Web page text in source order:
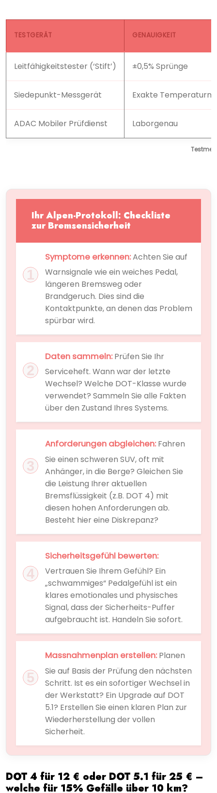
TESTGERÄT GENAUIGKEIT
Leitfähigkeitstester (‘Stift’) ±0,5% Sprünge
Siedepunkt-Messgerät Exakte
ADAC Mobiler Prüfdienst Laborgenau
Ihr Alpen-Protokoll: Checkliste
zur Bremsensicherheit
Symptome erkennen:Achten Sie auf
Warnsignale wie ein weiches Pedal,
längeren Bremsweg oder
Brandgeruch. Dies sind die
Kontaktpunkte, an denen das Problem
spürbar wird.
Daten sammeln:Prüfen Sie Ihr
Serviceheft. Wann war der letzte
Wechsel? Welche DOT-Klasse wurde
verwendet? Sammeln Sie alle Fakten
über den Zustand Ihres Systems.
Anforderungen abgleichen:Fahren
Sie einen schweren SUV, oft mit
Anhänger, in die Berge? Gleichen Sie
die Leistung Ihrer aktuellen
Bremsflüssigkeit (z.B. DOT 4) mit
diesen hohen Anforderungen ab.
Besteht hier eine Diskrepanz?
Sicherheitsgefühl bewerten:
Vertrauen Sie Ihrem Gefühl? Ein
„schwammiges“ Pedalgefühl ist ein
klares emotionales und physisches
Signal, dass der Sicherheits-Puffer
aufgebraucht ist. Handeln Sie sofort.
Massnahmenplan erstellen:Planen
Sie auf Basis der Prüfung den nächsten
Schritt. Ist es ein sofortiger Wechsel in
der Werkstatt? Ein Upgrade auf DOT
5.1? Erstellen Sie einen klaren Plan zur
Wiederherstellung der vollen
Sicherheit.
DOT 4 für 12 € oder DOT 5.1 für 25 € –
welche für 15% Gefälle über 10 km?